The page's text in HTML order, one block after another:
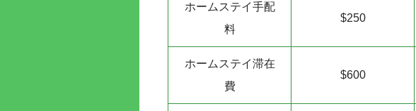
ホームステイ手配
料
$250
ホームステイ滞在
費
$600